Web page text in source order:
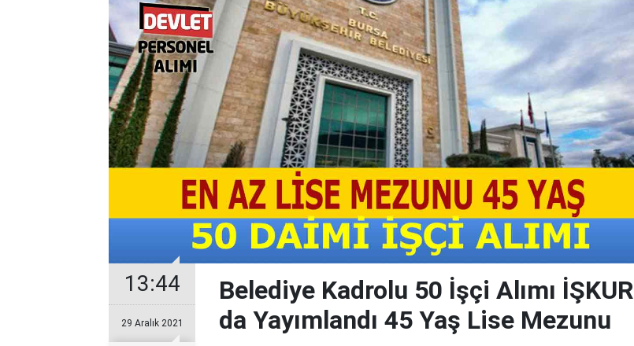
13:44
29 Aralık 2021
Belediye Kadrolu 50 İşçi Alımı İŞKUR
da Yayımlandı 45 Yaş Lise Mezunu